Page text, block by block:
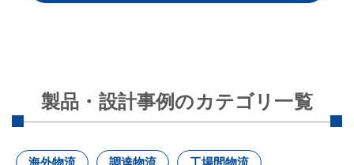
製品・設計事例のカテゴリ一覧
海外物流 調達物流 工場間物流